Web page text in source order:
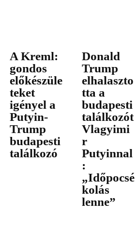
A Kreml:
gondos
előkészüle
teket
igényel a
Putyin-
Trump
budapesti
találkozó
Donald
Trump
elhalaszto
tta a
budapesti
találkozót
Vlagyimi
r
Putyinnal
:
„Időpocsé
kolás
lenne”